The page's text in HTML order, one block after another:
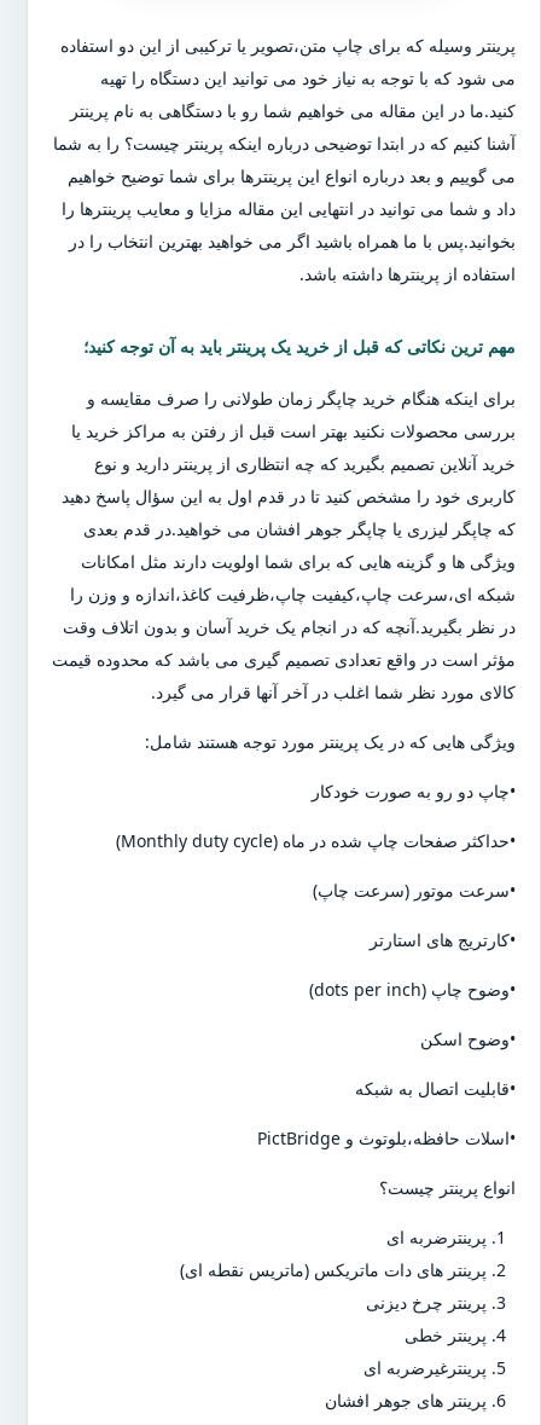
پرینتر وسیله که برای چاپ متن،تصویر یا ترکیبی از این دو استفاده
می شود که با توجه به نیاز خود می توانید این دستگاه را تهیه
کنید.ما در این مقاله می خواهیم شما رو با دستگاهی به نام پرینتر
آشنا کنیم که در ابتدا توضیحی درباره اینکه پرینتر چیست؟ را به شما
می گوییم و بعد درباره انواع این پرینترها برای شما توضیح خواهیم
داد و شما می توانید در انتهایی این مقاله مزایا و معایب پرینترها را
بخوانید.پس با ما همراه باشید اگر می خواهید بهترین انتخاب را در
استفاده از پرینترها داشته باشد.
مهم ترین نکاتی که قبل از خرید یک پرینتر باید به آن توجه کنید؛
برای اینکه هنگام خرید چاپگر زمان طولانی را صرف مقایسه و
بررسی محصولات نکنید بهتر است قبل از رفتن به مراکز خرید یا
خرید آنلاین تصمیم بگیرید که چه انتظاری از پرینتر دارید و نوع
کاربری خود را مشخص کنید تا در قدم اول به این سؤال پاسخ دهید
که چاپگر لیزری یا چاپگر جوهر افشان می خواهید.در قدم بعدی
ویژگی ها و گزینه هایی که برای شما اولویت دارند مثل امکانات
شبکه ای،سرعت چاپ،کیفیت چاپ،ظرفیت کاغذ،اندازه و وزن را
در نظر بگیرید.آنچه که در انجام یک خرید آسان و بدون اتلاف وقت
مؤثر است در واقع تعدادی تصمیم گیری می باشد که محدوده قیمت
کالای مورد نظر شما اغلب در آخر آنها قرار می گیرد.
ویژگی هایی که در یک پرینتر مورد توجه هستند شامل:
•چاپ دو رو به صورت خودکار
•حداکثر صفحات چاپ شده در ماه (Monthly duty cycle)
•سرعت موتور (سرعت چاپ)
•کارتریج های استارتر
•وضوح چاپ (dots per inch)
•وضوح اسکن
•قابلیت اتصال به شبکه
•اسلات حافظه،بلوتوث و PictBridge
انواع پرینتر چیست؟
پرینترضربه ای
پرینتر های دات ماتریکس (ماتریس نقطه ای)
پرینتر چرخ دیزنی
پرینتر خطی
پرینترغیرضربه ای
پرینتر های جوهر افشان